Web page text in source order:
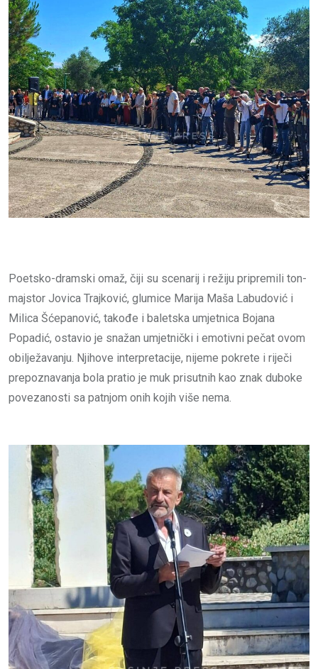
Poetsko-dramski omaž, čiji su scenarij i režiju pripremili ton-
majstor Jovica Trajković, glumice Marija Maša Labudović i
Milica Šćepanović, takođe i baletska umjetnica Bojana
Popadić, ostavio je snažan umjetnički i emotivni pečat ovom
obilježavanju. Njihove interpretacije, nijeme pokrete i riječi
prepoznavanja bola pratio je muk prisutnih kao znak duboke
povezanosti sa patnjom onih kojih više nema.